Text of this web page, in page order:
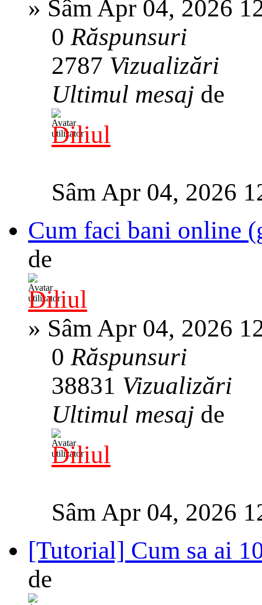
» Sâm Apr 04, 2026
0Răspunsuri
2787 Vizualizări
Ultimul mesaj de
Diliul
Sâm Apr 04, 2026
Cum faci bani online
de
Diliul
» Sâm Apr 04, 2026
0Răspunsuri
38831 Vizualizări
Ultimul mesaj de
Diliul
Sâm Apr 04, 2026
[Tutorial] Cum sa ai
de